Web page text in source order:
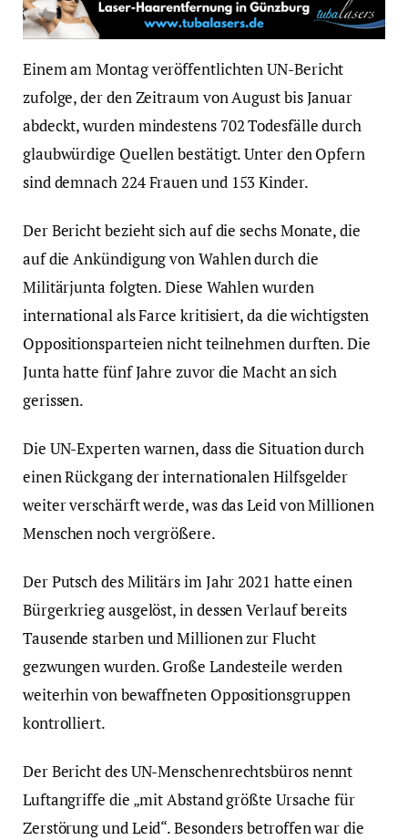
Einem am Montag veröffentlichten UN-Bericht
zufolge, der den Zeitraum von August bis Januar
abdeckt, wurden mindestens 702 Todesfälle durch
glaubwürdige Quellen bestätigt. Unter den Opfern
sind demnach 224 Frauen und 153 Kinder.
Der Bericht bezieht sich auf die sechs Monate, die
auf die Ankündigung von Wahlen durch die
Militärjunta folgten. Diese Wahlen wurden
international als Farce kritisiert, da die wichtigsten
Oppositionsparteien nicht teilnehmen durften. Die
Junta hatte fünf Jahre zuvor die Macht an sich
gerissen.
Die UN-Experten warnen, dass die Situation durch
einen Rückgang der internationalen Hilfsgelder
weiter verschärft werde, was das Leid von Millionen
Menschen noch vergrößere.
Der Putsch des Militärs im Jahr 2021 hatte einen
Bürgerkrieg ausgelöst, in dessen Verlauf bereits
Tausende starben und Millionen zur Flucht
gezwungen wurden. Große Landesteile werden
weiterhin von bewaffneten Oppositionsgruppen
kontrolliert.
Der Bericht des UN-Menschenrechtsbüros nennt
Luftangriffe die „mit Abstand größte Ursache für
Zerstörung und Leid“. Besonders betroffen war die